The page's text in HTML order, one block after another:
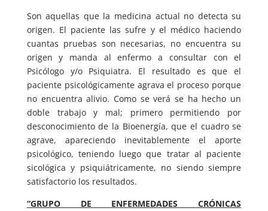
Son aquellas que la medicina actual no detecta su
origen. El paciente las sufre y el médico haciendo
cuantas pruebas son necesarias, no encuentra su
origen y manda al enfermo a consultar con el
Psicólogo y/o Psiquiatra. El resultado es que el
paciente psicológicamente agrava el proceso porque
no encuentra alivio. Como se verá se ha hecho un
doble trabajo y mal; primero permitiendo por
desconocimiento de la Bioenergía, que el cuadro se
agrave, apareciendo inevitablemente el aporte
psicológico, teniendo luego que tratar al paciente
sicológica y psiquiátricamente, no siendo siempre
satisfactorio los resultados.
“GRUPO DE ENFERMEDADES CRÓNICAS